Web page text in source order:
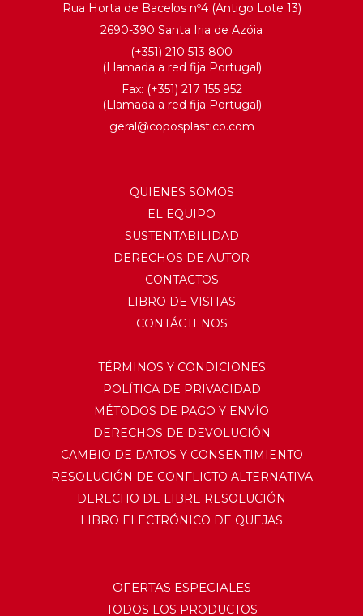
Rua Horta de Bacelos nº4 (Antigo Lote 13)
2690-390 Santa Iria de Azóia
(+351) 210 513 800
(Llamada a red fija Portugal)
Fax: (+351) 217 155 952
(Llamada a red fija Portugal)
geral@coposplastico.com
QUIENES SOMOS
EL EQUIPO
SUSTENTABILIDAD
DERECHOS DE AUTOR
CONTACTOS
LIBRO DE VISITAS
CONTÁCTENOS
TÉRMINOS Y CONDICIONES
POLÍTICA DE PRIVACIDAD
MÉTODOS DE PAGO Y ENVÍO
DERECHOS DE DEVOLUCIÓN
CAMBIO DE DATOS Y CONSENTIMIENTO
RESOLUCIÓN DE CONFLICTO ALTERNATIVA
DERECHO DE LIBRE RESOLUCIÓN
LIBRO ELECTRÓNICO DE QUEJAS
OFERTAS ESPECIALES
TODOS LOS PRODUCTOS